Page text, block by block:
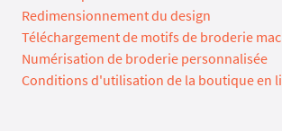
Redimensionnement du design
Téléchargement de motifs de broderie
Numérisation de broderie personnalisée
Conditions d'utilisation de la boutique en